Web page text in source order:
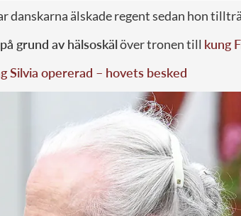
danskarna älskade regent sedan hon
på grund av hälsoskälöver tronen till kung
Silvia opererad – hovets besked